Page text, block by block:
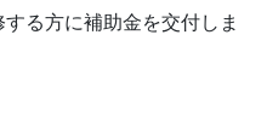
る方に補助金を交付しま